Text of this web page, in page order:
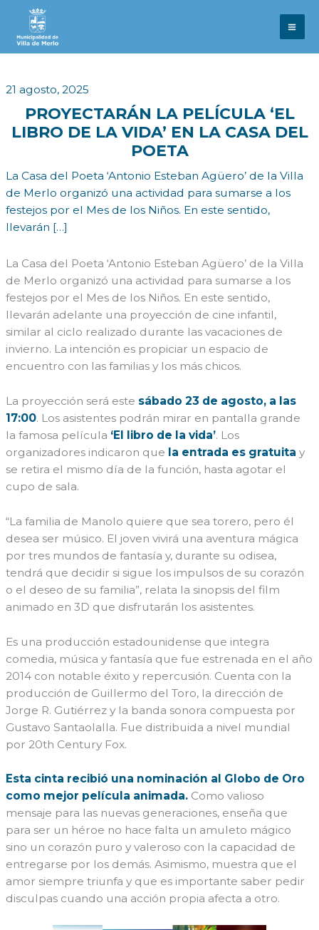
contenido
21 agosto, 2025
PROYECTARÁN LA PELÍCULA ‘EL
LIBRO DE LA VIDA’ EN LA CASA DEL
POETA
La Casa del Poeta ‘Antonio Esteban Agüero’ de la Villa
de Merlo organizó una actividad para sumarse a los
festejos por el Mes de los Niños. En este sentido,
llevarán […]
La Casa del Poeta ‘Antonio Esteban Agüero’ de la Villa
de Merlo organizó una actividad para sumarse a los
festejos por el Mes de los Niños. En este sentido,
llevarán adelante una proyección de cine infantil,
similar al ciclo realizado durante las vacaciones de
invierno. La intención es propiciar un espacio de
encuentro con las familias y los más chicos.
La proyección será este sábado 23 de agosto, a las
17:00. Los asistentes podrán mirar en pantalla grande
la famosa película ‘El libro de la vida’. Los
organizadores indicaron que la entrada es gratuita y
se retira el mismo día de la función, hasta agotar el
cupo de sala.
“La familia de Manolo quiere que sea torero, pero él
desea ser músico. El joven vivirá una aventura mágica
por tres mundos de fantasía y, durante su odisea,
tendrá que decidir si sigue los impulsos de su corazón
o el deseo de su familia”, relata la sinopsis del film
animado en 3D que disfrutarán los asistentes.
Es una producción estadounidense que integra
comedia, música y fantasía que fue estrenada en el año
2014 con notable éxito y repercusión. Cuenta con la
producción de Guillermo del Toro, la dirección de
Jorge R. Gutiérrez y la banda sonora compuesta por
Gustavo Santaolalla. Fue distribuida a nivel mundial
por 20th Century Fox.
Esta cinta recibió una nominación al Globo de Oro
como mejor película animada. Como valioso
mensaje para las nuevas generaciones, enseña que
para ser un héroe no hace falta un amuleto mágico
sino un corazón puro y valeroso con la capacidad de
entregarse por los demás. Asimismo, muestra que el
amor siempre triunfa y que es importante saber pedir
disculpas cuando una acción propia afecta a otro.